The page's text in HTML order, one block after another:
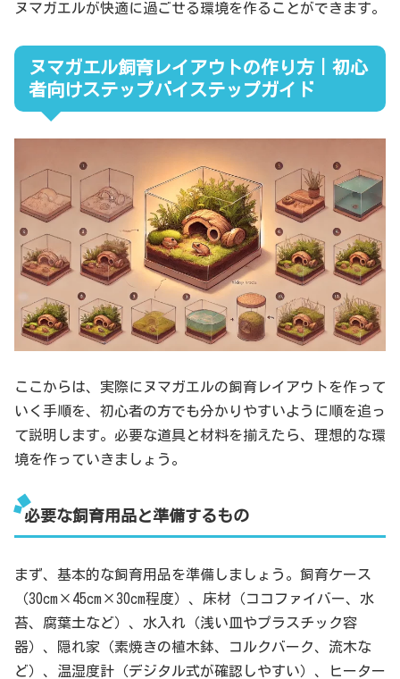
ヌマガエルが快適に過ごせる環境を作ることができます。
ヌマガエル飼育レイアウトの作り方｜初心
者向けステップバイステップガイド
ここからは、実際にヌマガエルの飼育レイアウトを作って
いく手順を、初心者の方でも分かりやすいように順を追っ
て説明します。必要な道具と材料を揃えたら、理想的な環
境を作っていきましょう。
必要な飼育用品と準備するもの
まず、基本的な飼育用品を準備しましょう。飼育ケース
（30cm×45cm×30cm程度）、床材（ココファイバー、水
苔、腐葉土など）、水入れ（浅い皿やプラスチック容
器）、隠れ家（素焼きの植木鉢、コルクバーク、流木な
ど）、温湿度計（デジタル式が確認しやすい）、ヒーター